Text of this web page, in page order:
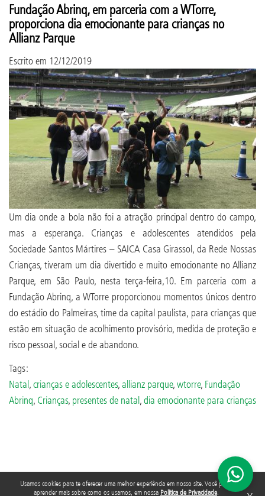
Usamos cookies para te oferecer uma melhor experiência em nosso site. Você pode
aprender mais sobre como os usamos, em nossa Política de Privacidade.
Fundação Abrinq, em parceria com a WTorre,
proporciona dia emocionante para crianças no
Allianz Parque
Escrito em 12/12/2019
Um dia onde a bola não foi a atração principal dentro do campo,
mas a esperança. Crianças e adolescentes atendidos pela
Sociedade Santos Mártires – SAICA Casa Girassol, da Rede Nossas
Crianças, tiveram um dia divertido e muito emocionante no Allianz
Parque, em São Paulo, nesta terça-feira,10. Em parceria com a
Fundação Abrinq, a WTorre proporcionou momentos únicos dentro
do estádio do Palmeiras, time da capital paulista, para crianças que
estão em situação de acolhimento provisório, medida de proteção e
risco pessoal, social e de abandono.
Tags:
Natal,crianças e adolescentes,allianz parque,wtorre, Fundação
Abrinq, Crianças, presentes de natal,dia emocionante para crianças